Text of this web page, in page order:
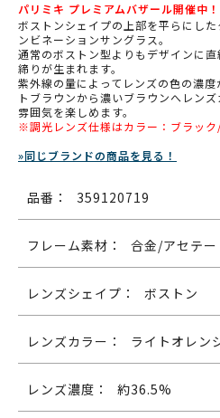
パリミキ プレミアムバザール開催中
ボストンシェイプの上部を平らにし
ンビネーションサングラス。
通常のボストン型よりもデザインに
締りが生まれます。
紫外線の量によってレンズの色の濃
トブラウンから濃いブラウンへレン
雰囲気を楽しめます。
※調光レンズ仕様はカラー：ブラッ
»同じブランドの商品を見る！
品番： 359120719
フレーム素材： 合金/アセテー
レンズシェイプ： ボストン
レンズカラー： ライトオレン
レンズ濃度： 約36.5%